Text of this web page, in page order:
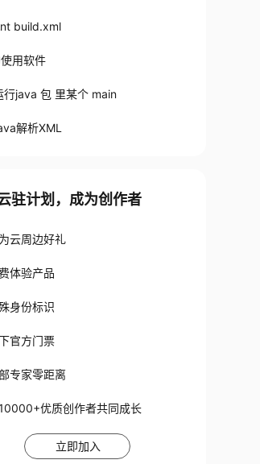
build.xml
用软件
行java 包 里某个 main
解析XML
驻计划，成为创作者
云周边好礼
体验产品
身份标识
官方门票
专家零距离
优质创作者共同成长
立即加入